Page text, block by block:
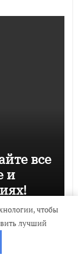
все
и
чтобы
лучший